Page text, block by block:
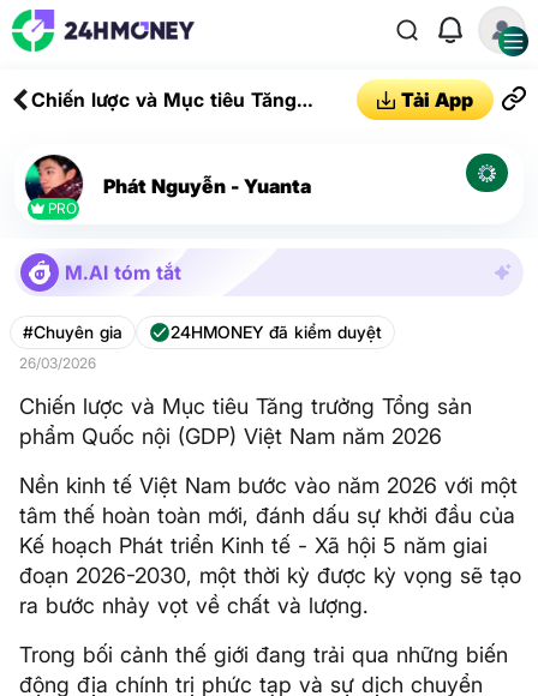
Chiến lược và Mục tiêu Tăng
(GDP) Việt Nam năm 2026
Tải App
PRO
Phát Nguyễn - Yuanta
M.AI tóm tắt
#Chuyên gia 24HMONEY đã kiểm duyệt
26/03/2026
Chiến lược và Mục tiêu Tăng trưởng Tổng sản
phẩm Quốc nội (GDP) Việt Nam năm 2026
Nền kinh tế Việt Nam bước vào năm 2026 với một
tâm thế hoàn toàn mới, đánh dấu sự khởi đầu của
Kế hoạch Phát triển Kinh tế - Xã hội 5 năm giai
đoạn 2026-2030, một thời kỳ được kỳ vọng sẽ tạo
ra bước nhảy vọt về chất và lượng.
Trong bối cảnh thế giới đang trải qua những biến
động địa chính trị phức tạp và sự dịch chuyển